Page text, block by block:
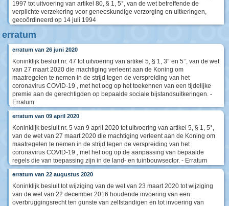
1997 tot uitvoering van artikel 80, § 1, 5°, van de wet betreffende de
verplichte verzekering voor geneeskundige verzorging en uitkeringen,
gecoördineerd op 14 juli 1994
erratum
erratum van 26 juni 2020
Koninklijk besluit nr. 47 tot uitvoering van artikel 5, § 1, 3° en 5°, van de wet
van 27 maart 2020 die machtiging verleent aan de Koning om
maatregelen te nemen in de strijd tegen de verspreiding van het
coronavirus COVID-19 , met het oog op het toekennen van een tijdelijke
premie aan de gerechtigden op bepaalde sociale bijstandsuitkeringen. -
Erratum
erratum van 09 april 2020
Koninklijk besluit nr. 5 van 9 april 2020 tot uitvoering van artikel 5, § 1, 5°,
van de wet van 27 maart 2020 die machtiging verleent aan de Koning om
maatregelen te nemen in de strijd tegen de verspreiding van het
coronavirus COVID-19 , met het oog op de aanpassing van bepaalde
regels die van toepassing zijn in de land- en tuinbouwsector. - Erratum
erratum van 22 augustus 2020
Koninklijk besluit tot wijziging van de wet van 23 maart 2020 tot wijziging
van de wet van 22 december 2016 houdende invoering van een
overbruggingsrecht ten gunste van zelfstandigen en tot invoering van